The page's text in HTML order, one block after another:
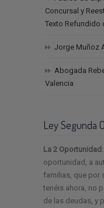
Concursal y
Texto Refundido
Jorge Muñoz
Abogada
Valencia
Ley Segunda
La 2 Oportunidad
oportunidad, a
familias, que por
tenéis ahora, no
de las deudas, y